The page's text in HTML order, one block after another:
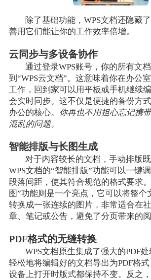
除了基础功能，WPS文档还隐藏
善用它们能让你的工作效率倍增。
云同步与多设备协作
通过登录WPS账号，你的所有文
到“WPS云文档”。这意味着你在办公
工作，回到家可以用平板或手机继续
会实时同步。这不仅是便捷的备份方
办公的核心。 你再也不用担心忘记携
混乱的问题。
智能排版与长图生成
对于内容较长的文档，手动排版既
WPS文档的“智能排版”功能可以一键
段落间距，使其符合规范的格式要求
图”功能则是一个亮点，它可以将整个
转换成一张连续的图片，非常适合在
章、笔记或公告，避免了分页带来的阅
PDF格式的无缝转换
WPS文档原生集成了强大的PDF
轻松地将编辑好的文档导出为PDF格
设备上打开时版式都保持不变。反之